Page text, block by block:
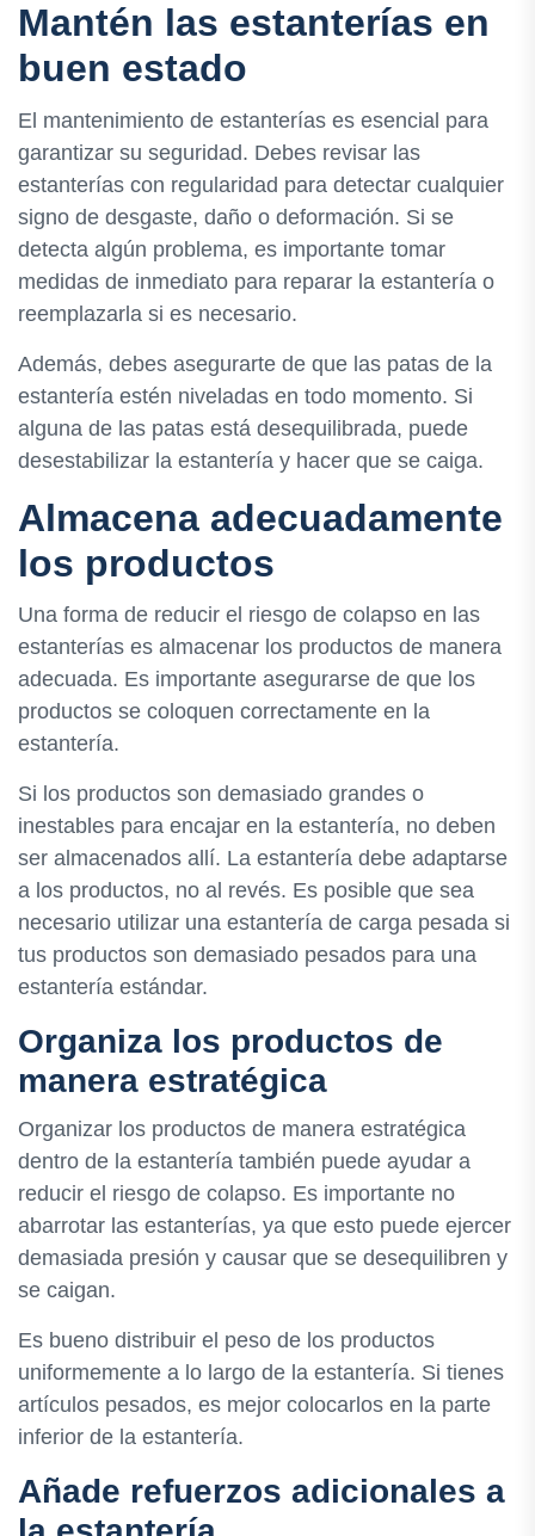
Mantén las estanterías en
buen estado
El mantenimiento de estanterías es esencial para
garantizar su seguridad. Debes revisar las
estanterías con regularidad para detectar cualquier
signo de desgaste, daño o deformación. Si se
detecta algún problema, es importante tomar
medidas de inmediato para reparar la estantería o
reemplazarla si es necesario.
Además, debes asegurarte de que las patas de la
estantería estén niveladas en todo momento. Si
alguna de las patas está desequilibrada, puede
desestabilizar la estantería y hacer que se caiga.
Almacena adecuadamente
los productos
Una forma de reducir el riesgo de colapso en las
estanterías es almacenar los productos de manera
adecuada. Es importante asegurarse de que los
productos se coloquen correctamente en la
estantería.
Si los productos son demasiado grandes o
inestables para encajar en la estantería, no deben
ser almacenados allí. La estantería debe adaptarse
a los productos, no al revés. Es posible que sea
necesario utilizar una estantería de carga pesada si
tus productos son demasiado pesados ​​para una
estantería estándar.
Organiza los productos de
manera estratégica
Organizar los productos de manera estratégica
dentro de la estantería también puede ayudar a
reducir el riesgo de colapso. Es importante no
abarrotar las estanterías, ya que esto puede ejercer
demasiada presión y causar que se desequilibren y
se caigan.
Es bueno distribuir el peso de los productos
uniformemente a lo largo de la estantería. Si tienes
artículos pesados​​, es mejor colocarlos en la parte
inferior de la estantería.
Añade refuerzos adicionales a